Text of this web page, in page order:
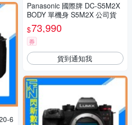
6
Panasonic 國際牌 DC-S5M2X
BODY 單機身 S5M2X 公司貨
$73,990
券
貨到通知我